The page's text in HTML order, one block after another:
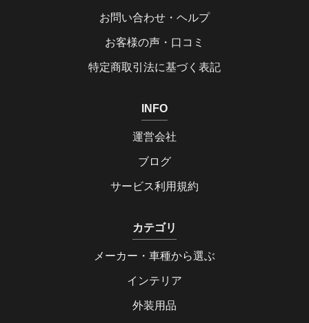
お問い合わせ・ヘルプ
お客様の声・口コミ
特定商取引法に基づく表記
INFO
運営会社
ブログ
サービス利用規約
カテゴリ
メーカー・車種から選ぶ
インテリア
外装用品